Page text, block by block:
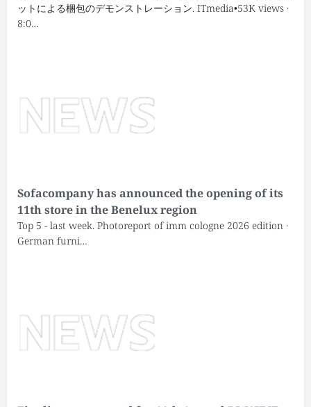
ットによる梱包のデモンストレーション. ITmedia•53K views ·
8:0…
Sofacompany has announced the opening of its
11th store in the Benelux region
Top 5 - last week. Photoreport of imm cologne 2026 edition ·
German furni…